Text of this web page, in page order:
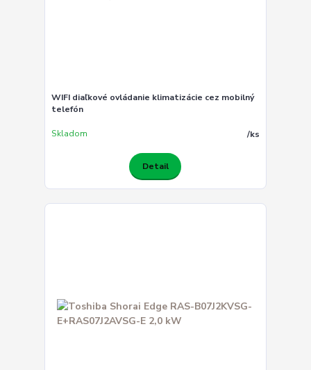
WIFI diaľkové ovládanie klimatizácie cez mobilný
telefón
/ks
Skladom
Detail